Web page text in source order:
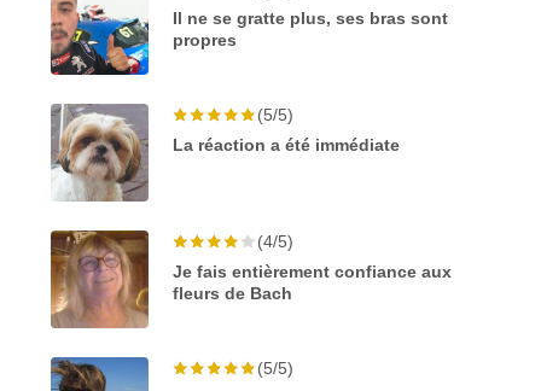
Il ne se gratte plus, ses bras sont
propres
(5/5)
La réaction a été immédiate
(4/5)
Je fais entièrement confiance aux
fleurs de Bach
(5/5)